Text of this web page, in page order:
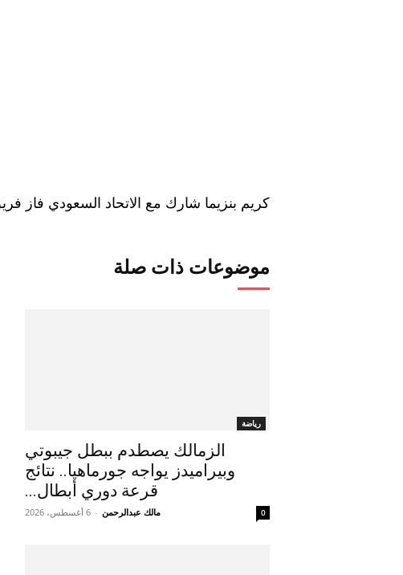
كريم بنزيما شارك مع الاتحاد السعودي فاز فريق الاتحاد في الدوري السعودي
موضوعات ذات صلة
رياضة
الزمالك يصطدم ببطل جيبوتي
وبيراميدز يواجه جورماهيا.. نتائج
قرعة دوري أبطال...
مالك عبدالرحمن - 6 أغسطس، 2026 0